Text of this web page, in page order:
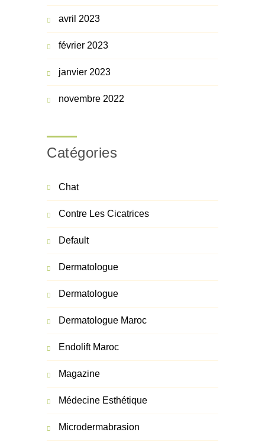
avril 2023
février 2023
janvier 2023
novembre 2022
Catégories
Chat
Contre Les Cicatrices
Default
Dermatologue
Dermatologue
Dermatologue Maroc
Endolift Maroc
Magazine
Médecine Esthétique
Microdermabrasion